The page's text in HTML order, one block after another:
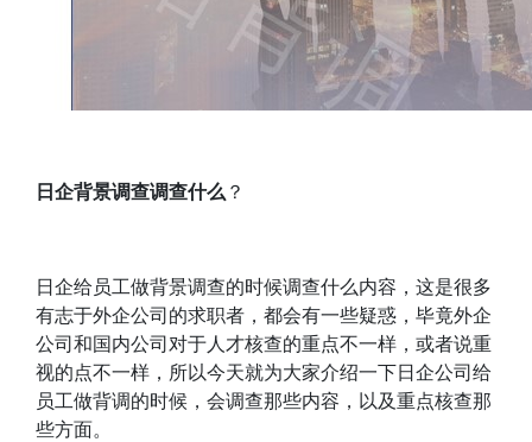
日企背景调查调查什么 ？
日企给员工做背景调查的时候调查什么内容，这是很多
有志于外企公司的求职者，都会有一些疑惑，毕竟外企
公司和国内公司对于人才核查的重点不一样，或者说重
视的点不一样，所以今天就为大家介绍一下日企公司给
员工做背调的时候，会调查那些内容，以及重点核查那
些方面。